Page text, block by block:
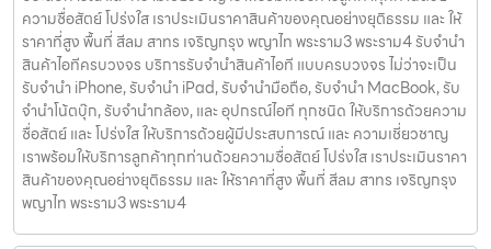
ความซื่อสัตย์ โปร่งใส เราประเมินราคาสินค้าของคุณอย่างยุติธรรม และ ให้
ราคาที่สูง พื้นที่ สีลม สาทร เจริญกรุง พญาไท พระราม3 พระราม4 รับจำนำ
สินค้าไอทีครบวงจร บริการรับจำนำสินค้าไอที แบบครบวงจร ไม่ว่าจะเป็น
รับจำนำ iPhone, รับจำนำ iPad, รับจำนำมือถือ, รับจำนำ MacBook, รับ
จำนำโน้ตบุ๊ก, รับจำนำกล้อง, และ อุปกรณ์ไอที ทุกชนิด ให้บริการด้วยความ
ซื่อสัตย์ และ โปร่งใส ให้บริการด้วยผู้มีประสบการณ์ และ ความเชี่ยวชาญ
เราพร้อมให้บริการลูกค้าทุกท่านด้วยความซื่อสัตย์ โปร่งใส เราประเมินราคา
สินค้าของคุณอย่างยุติธรรม และ ให้ราคาที่สูง พื้นที่ สีลม สาทร เจริญกรุง
พญาไท พระราม3 พระราม4